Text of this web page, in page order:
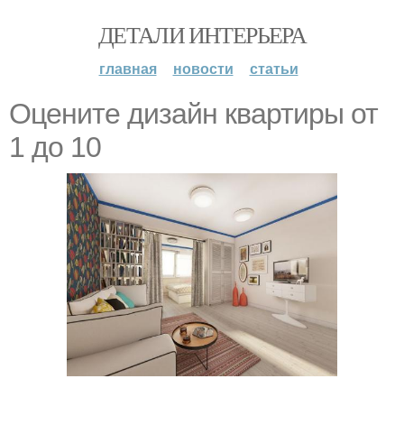
ДЕТАЛИ ИНТЕРЬЕРА
главная новости статьи
Оцените дизайн квартиры от
1 до 10